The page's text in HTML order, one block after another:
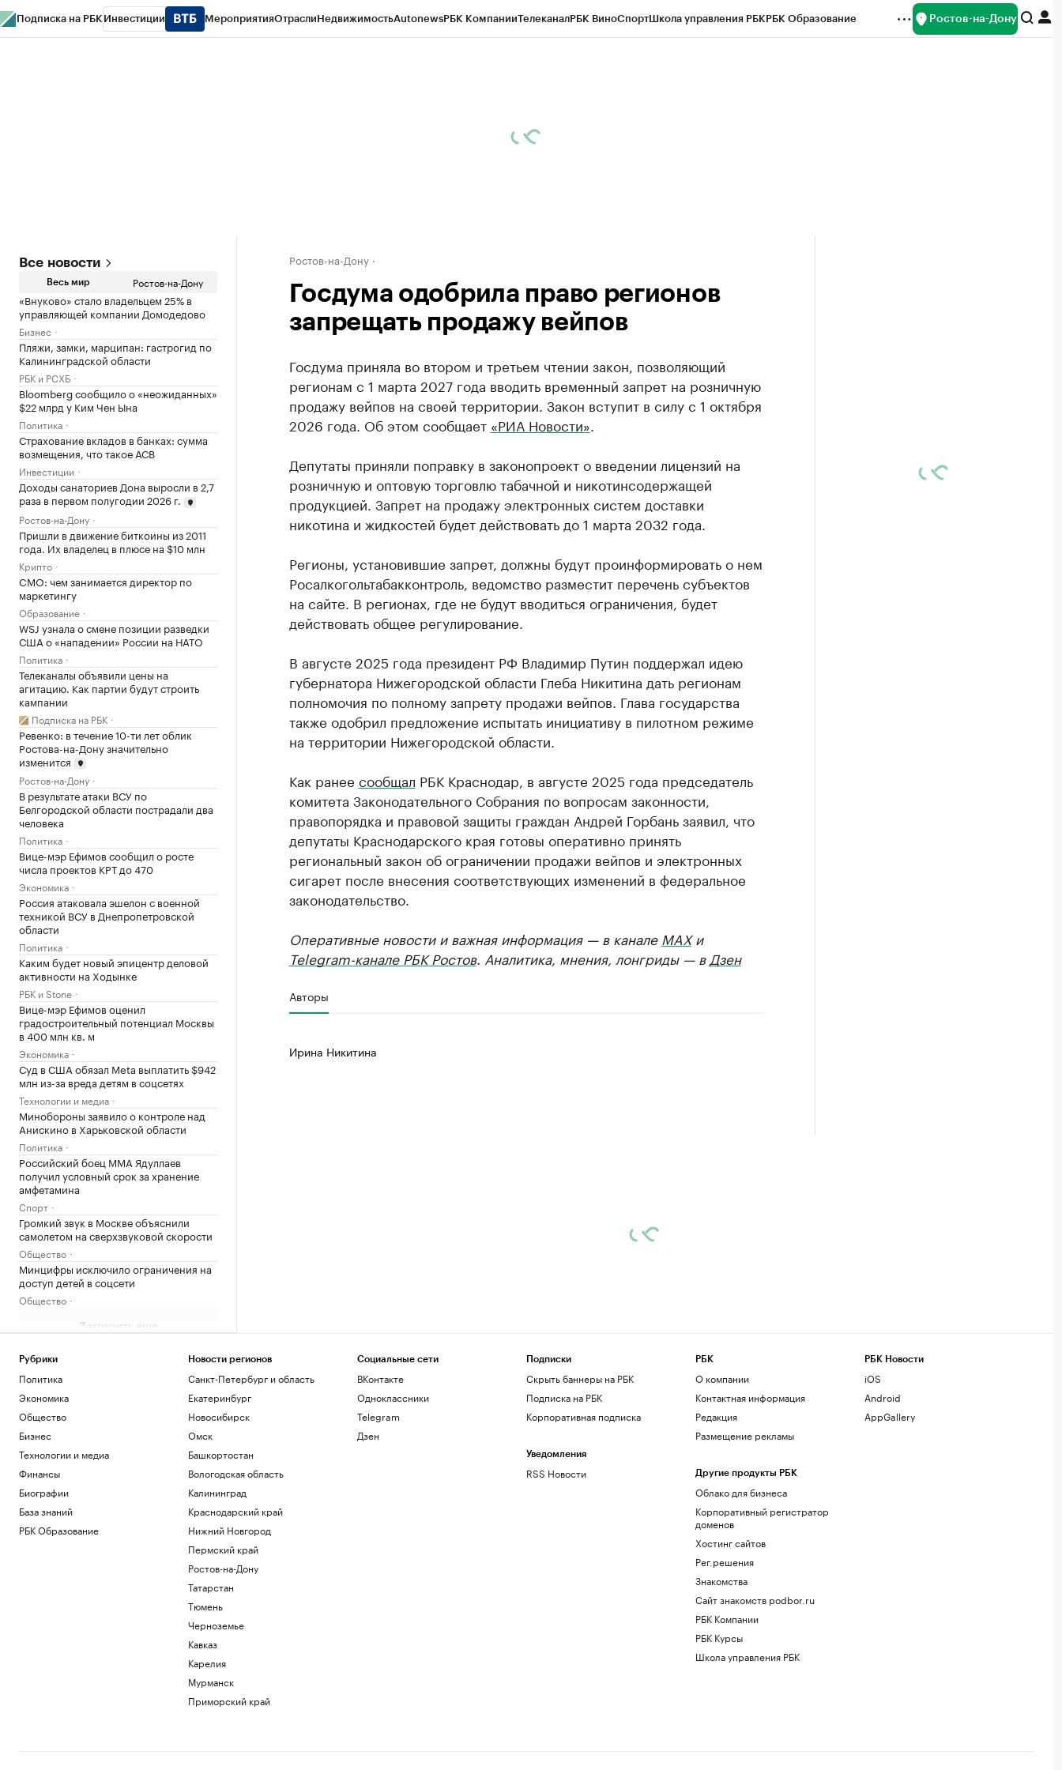
Подписка на РБК Инвестиции МероприятияОтраслиНедвижимостьAutonewsРБК КомпанииТелеканалРБК ВиноСпортШкола управления РБКРБК Образование Ростов-на-Дону
Все новости
Весь мир Ростов-на-Дону
«Внуково» стало владельцем 25% в
управляющей компании Домодедово
Бизнес
Пляжи, замки, марципан: гастрогид по
Калининградской области
РБК и РСХБ
Bloomberg сообщило о «неожиданных»
$22 млрд у Ким Чен Ына
Политика
Страхование вкладов в банках: сумма
возмещения, что такое АСВ
Инвестиции
Доходы санаториев Дона выросли в 2,7
раза в первом полугодии 2026 г.
Ростов-на-Дону
Пришли в движение биткоины из 2011
года. Их владелец в плюсе на $10 млн
Крипто
CMO: чем занимается директор по
маркетингу
Образование
WSJ узнала о смене позиции разведки
США о «нападении» России на НАТО
Политика
Телеканалы объявили цены на
агитацию. Как партии будут строить
кампании
Подписка на РБК
Ревенко: в течение 10-ти лет облик
Ростова-на-Дону значительно
изменится
Ростов-на-Дону
В результате атаки ВСУ по
Белгородской области пострадали два
человека
Политика
Вице-мэр Ефимов сообщил о росте
числа проектов КРТ до 470
Экономика
Россия атаковала эшелон с военной
техникой ВСУ в Днепропетровской
области
Политика
Каким будет новый эпицентр деловой
активности на Ходынке
РБК и Stone
Вице-мэр Ефимов оценил
градостроительный потенциал Москвы
в 400 млн кв. м
Экономика
Суд в США обязал Meta выплатить $942
млн из-за вреда детям в соцсетях
Технологии и медиа
Минобороны заявило о контроле над
Анискино в Харьковской области
Политика
Российский боец ММА Ядуллаев
получил условный срок за хранение
амфетамина
Спорт
Громкий звук в Москве объяснили
самолетом на сверхзвуковой скорости
Общество
Минцифры исключило ограничения на
доступ детей в соцсети
Общество
Загрузить еще
Ростов-на-Дону
Госдума одобрила право регионов
запрещать продажу вейпов
Госдума приняла во втором и третьем чтении закон, позволяющий
регионам с 1 марта 2027 года вводить временный запрет на розничную
продажу вейпов на своей территории. Закон вступит в силу с 1 октября
2026 года. Об этом сообщает «РИА Новости»
Депутаты приняли поправку в законопроект о введении лицензий на
розничную и оптовую торговлю табачной и никотинсодержащей
продукцией. Запрет на продажу электронных систем доставки
никотина и жидкостей будет действовать до 1 марта 2032 года.
Регионы, установившие запрет, должны будут проинформировать о нем
Росалкогольтабакконтроль, ведомство разместит перечень субъектов
на сайте. В регионах, где не будут вводиться ограничения, будет
действовать общее регулирование.
В августе 2025 года президент РФ Владимир Путин поддержал идею
губернатора Нижегородской области Глеба Никитина дать регионам
полномочия по полному запрету продажи вейпов. Глава государства
также одобрил предложение испытать инициативу в пилотном режиме
на территории Нижегородской области.
Как ранее сообщал РБК Краснодар, в августе 2025 года председатель
комитета Законодательного Собрания по вопросам законности,
правопорядка и правовой защиты граждан Андрей Горбань заявил, что
депутаты Краснодарского края готовы оперативно принять
региональный закон об ограничении продажи вейпов и электронных
сигарет после внесения соответствующих изменений в федеральное
законодательство.
Оперативные новости и важная информация — в канале MAXи
Telegram-канале РБК Ростов. Аналитика, мнения, лонгриды — в Дзен
Авторы
Ирина Никитина
Рубрики
Политика
Экономика
Общество
Бизнес
Технологии и медиа
Финансы
Биографии
База знаний
РБК Образование
Новости регионов
Санкт-Петербург и область
Екатеринбург
Новосибирск
Омск
Башкортостан
Вологодская область
Калининград
Краснодарский край
Нижний Новгород
Пермский край
Ростов-на-Дону
Татарстан
Тюмень
Черноземье
Кавказ
Карелия
Мурманск
Приморский край
Социальные сети
ВКонтакте
Одноклассники
Telegram
Дзен
Подписки
Скрыть баннеры на РБК
Подписка на РБК
Корпоративная подписка
Уведомления
RSS Новости
РБК
О компании
Контактная информация
Редакция
Размещение рекламы
Другие продукты РБК
Облако для бизнеса
Корпоративный регистратор
доменов
Хостинг сайтов
Рег.решения
Знакомства
Сайт знакомств podbor.ru
РБК Компании
РБК Курсы
Школа управления РБК
РБК Новости
iOS
Android
AppGallery